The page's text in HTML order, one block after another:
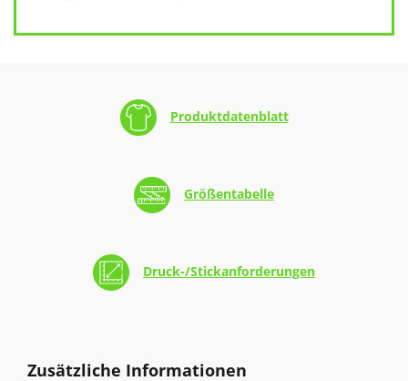
Produktdatenblatt
Größentabelle
Druck-/Stickanforderungen
Zusätzliche Informationen